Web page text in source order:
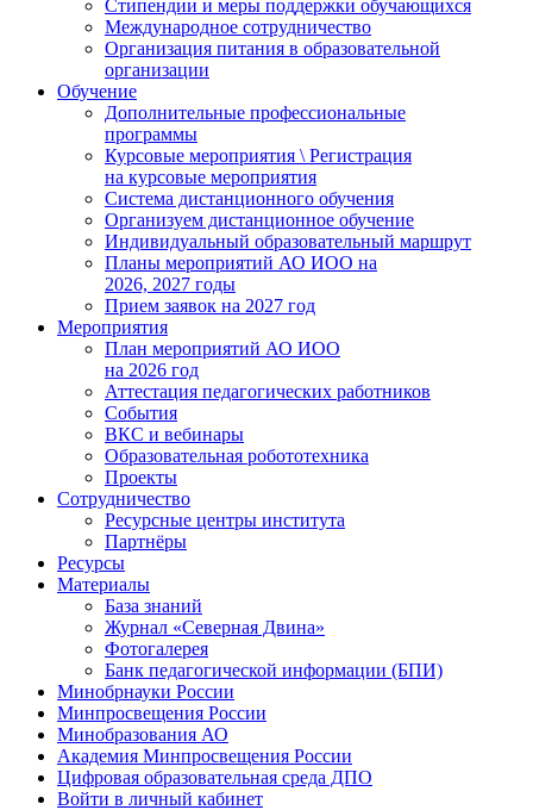
Стипендии и меры поддержки обучающихся
Международное сотрудничество
Организация питания в образовательной
организации
Обучение
Дополнительные профессиональные
программы
Курсовые мероприятия \ Регистрация
на курсовые мероприятия
Система дистанционного обучения
Организуем дистанционное обучение
Индивидуальный образовательный маршрут
Планы мероприятий АО ИОО на
2026, 2027 годы
Прием заявок на 2027 год
Мероприятия
План мероприятий АО ИОО
на 2026 год
Аттестация педагогических работников
События
ВКС и вебинары
Образовательная робототехника
Проекты
Сотрудничество
Ресурсные центры института
Партнёры
Ресурсы
Материалы
База знаний
Журнал «Северная Двина»
Фотогалерея
Банк педагогической информации (БПИ)
Минобрнауки России
Минпросвещения России
Минобразования АО
Академия Минпросвещения России
Цифровая образовательная среда ДПО
Войти в личный кабинет